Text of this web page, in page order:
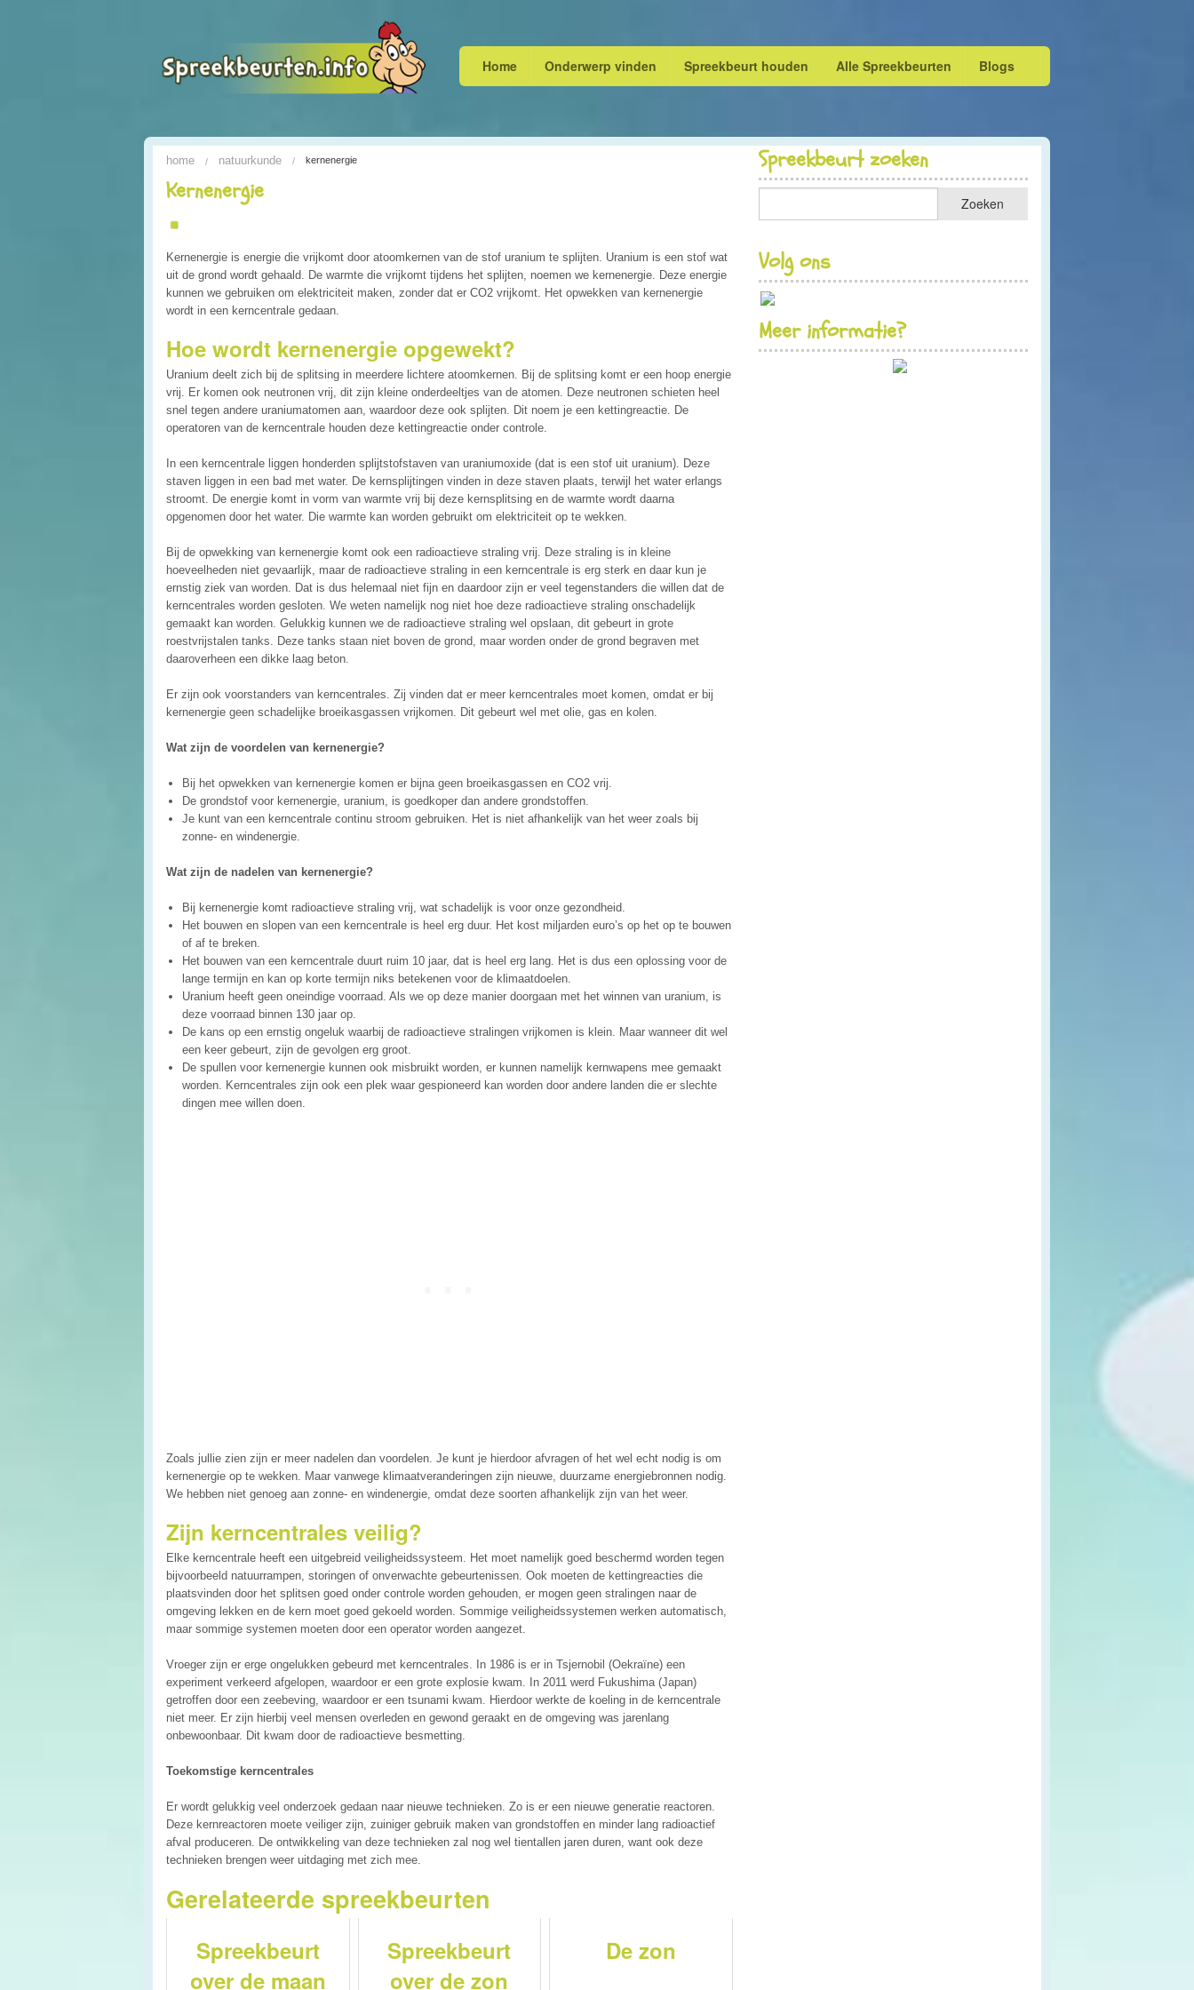
Home Onderwerp vinden Spreekbeurt houden Alle Spreekbeurten Blogs
home natuurkunde kernenergie
Kernenergie
Kernenergie is energie die vrijkomt door atoomkernen van de stof uranium te splijten. Uranium is een stof wat
uit de grond wordt gehaald. De warmte die vrijkomt tijdens het splijten, noemen we kernenergie. Deze energie
kunnen we gebruiken om elektriciteit maken, zonder dat er CO2 vrijkomt. Het opwekken van kernenergie
wordt in een kerncentrale gedaan.
Hoe wordt kernenergie opgewekt?
Uranium deelt zich bij de splitsing in meerdere lichtere atoomkernen. Bij de splitsing komt er een hoop energie
vrij. Er komen ook neutronen vrij, dit zijn kleine onderdeeltjes van de atomen. Deze neutronen schieten heel
snel tegen andere uraniumatomen aan, waardoor deze ook splijten. Dit noem je een kettingreactie. De
operatoren van de kerncentrale houden deze kettingreactie onder controle.
In een kerncentrale liggen honderden splijtstofstaven van uraniumoxide (dat is een stof uit uranium). Deze
staven liggen in een bad met water. De kernsplijtingen vinden in deze staven plaats, terwijl het water erlangs
stroomt. De energie komt in vorm van warmte vrij bij deze kernsplitsing en de warmte wordt daarna
opgenomen door het water. Die warmte kan worden gebruikt om elektriciteit op te wekken.
Bij de opwekking van kernenergie komt ook een radioactieve straling vrij. Deze straling is in kleine
hoeveelheden niet gevaarlijk, maar de radioactieve straling in een kerncentrale is erg sterk en daar kun je
ernstig ziek van worden. Dat is dus helemaal niet fijn en daardoor zijn er veel tegenstanders die willen dat de
kerncentrales worden gesloten. We weten namelijk nog niet hoe deze radioactieve straling onschadelijk
gemaakt kan worden. Gelukkig kunnen we de radioactieve straling wel opslaan, dit gebeurt in grote
roestvrijstalen tanks. Deze tanks staan niet boven de grond, maar worden onder de grond begraven met
daaroverheen een dikke laag beton.
Er zijn ook voorstanders van kerncentrales. Zij vinden dat er meer kerncentrales moet komen, omdat er bij
kernenergie geen schadelijke broeikasgassen vrijkomen. Dit gebeurt wel met olie, gas en kolen.
Wat zijn de voordelen van kernenergie?
Bij het opwekken van kernenergie komen er bijna geen broeikasgassen en CO2 vrij.
De grondstof voor kernenergie, uranium, is goedkoper dan andere grondstoffen.
Je kunt van een kerncentrale continu stroom gebruiken. Het is niet afhankelijk van het weer zoals bij
zonne- en windenergie.
Wat zijn de nadelen van kernenergie?
Bij kernenergie komt radioactieve straling vrij, wat schadelijk is voor onze gezondheid.
Het bouwen en slopen van een kerncentrale is heel erg duur. Het kost miljarden euro’s op het op te bouwen
of af te breken.
Het bouwen van een kerncentrale duurt ruim 10 jaar, dat is heel erg lang. Het is dus een oplossing voor de
lange termijn en kan op korte termijn niks betekenen voor de klimaatdoelen.
Uranium heeft geen oneindige voorraad. Als we op deze manier doorgaan met het winnen van uranium, is
deze voorraad binnen 130 jaar op.
De kans op een ernstig ongeluk waarbij de radioactieve stralingen vrijkomen is klein. Maar wanneer dit wel
een keer gebeurt, zijn de gevolgen erg groot.
De spullen voor kernenergie kunnen ook misbruikt worden, er kunnen namelijk kernwapens mee gemaakt
worden. Kerncentrales zijn ook een plek waar gespioneerd kan worden door andere landen die er slechte
dingen mee willen doen.
Zoals jullie zien zijn er meer nadelen dan voordelen. Je kunt je hierdoor afvragen of het wel echt nodig is om
kernenergie op te wekken. Maar vanwege klimaatveranderingen zijn nieuwe, duurzame energiebronnen nodig.
We hebben niet genoeg aan zonne- en windenergie, omdat deze soorten afhankelijk zijn van het weer.
Zijn kerncentrales veilig?
Elke kerncentrale heeft een uitgebreid veiligheidssysteem. Het moet namelijk goed beschermd worden tegen
bijvoorbeeld natuurrampen, storingen of onverwachte gebeurtenissen. Ook moeten de kettingreacties die
plaatsvinden door het splitsen goed onder controle worden gehouden, er mogen geen stralingen naar de
omgeving lekken en de kern moet goed gekoeld worden. Sommige veiligheidssystemen werken automatisch,
maar sommige systemen moeten door een operator worden aangezet.
Vroeger zijn er erge ongelukken gebeurd met kerncentrales. In 1986 is er in Tsjernobil (Oekraïne) een
experiment verkeerd afgelopen, waardoor er een grote explosie kwam. In 2011 werd Fukushima (Japan)
getroffen door een zeebeving, waardoor er een tsunami kwam. Hierdoor werkte de koeling in de kerncentrale
niet meer. Er zijn hierbij veel mensen overleden en gewond geraakt en de omgeving was jarenlang
onbewoonbaar. Dit kwam door de radioactieve besmetting.
Toekomstige kerncentrales
Er wordt gelukkig veel onderzoek gedaan naar nieuwe technieken. Zo is er een nieuwe generatie reactoren.
Deze kernreactoren moete veiliger zijn, zuiniger gebruik maken van grondstoffen en minder lang radioactief
afval produceren. De ontwikkeling van deze technieken zal nog wel tientallen jaren duren, want ook deze
technieken brengen weer uitdaging met zich mee.
Gerelateerde spreekbeurten
Spreekbeurt
over de maan
Spreekbeurt
over de zon
De zon
Spreekbeurt zoeken
Volg ons
Meer informatie?